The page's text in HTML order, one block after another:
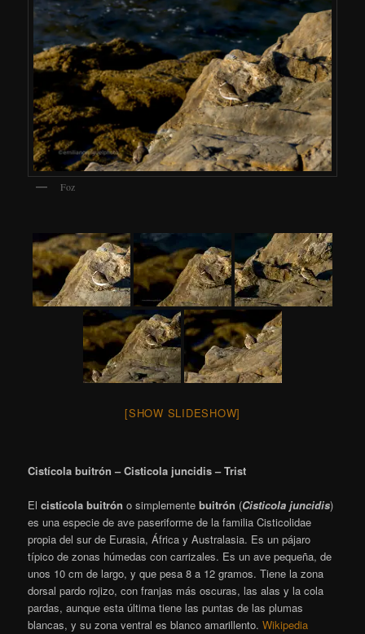
Foz
[SHOW SLIDESHOW]
Cistícola buitrón – Cisticola juncidis – Trist
Elcistícola buitrón o simplementebuitrón (Cisticola juncidis)​
es una especie de ave paseriforme de la familia Cisticolidae
propia del sur de Eurasia, África y Australasia. Es un pájaro
típico de zonas húmedas con carrizales. Es un ave pequeña, de
unos 10 cm de largo, y que pesa 8 a 12 gramos. Tiene la zona
dorsal pardo rojizo, con franjas más oscuras, las alas y la cola
pardas, aunque esta última tiene las puntas de las plumas
blancas, y su zona ventral es blanco amarillento.Wikipedia